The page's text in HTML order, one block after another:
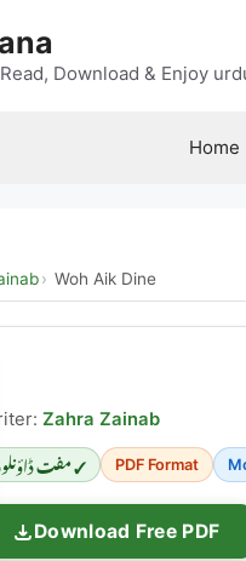
Download & Enjoy
Home
Woh Aik Dine
Zahra Zainab
✓ مفت PDF Format
Download Free PDF